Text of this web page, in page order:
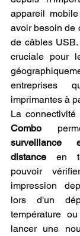
appareil
avoir besoin de
de câbles
cruciale pour
entreprises
imprimantes à
La
Combo
distance en
pouvoir
impression
lors d'un
température
lancer une